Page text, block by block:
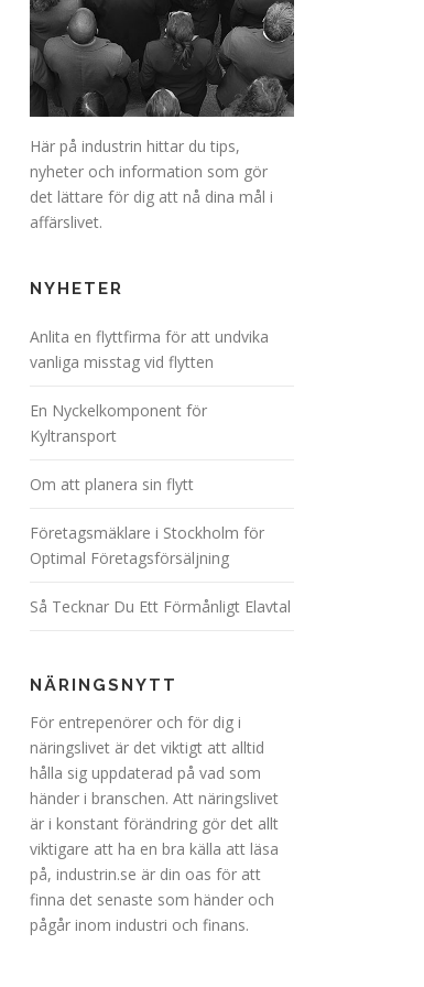
Här på industrin hittar du tips,
nyheter och information som gör
det lättare för dig att nå dina mål i
affärslivet.
NYHETER
Anlita en flyttfirma för att undvika
vanliga misstag vid flytten
En Nyckelkomponent för
Kyltransport
Om att planera sin flytt
Företagsmäklare i Stockholm för
Optimal Företagsförsäljning
Så Tecknar Du Ett Förmånligt Elavtal
NÄRINGSNYTT
För entrepenörer och för dig i
näringslivet är det viktigt att alltid
hålla sig uppdaterad på vad som
händer i branschen. Att näringslivet
är i konstant förändring gör det allt
viktigare att ha en bra källa att läsa
på, industrin.se är din oas för att
finna det senaste som händer och
pågår inom industri och finans.